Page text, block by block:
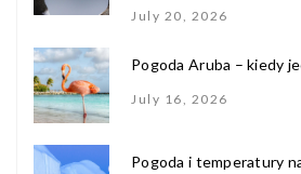
July 20, 2026
Pogoda Aruba – kiedy
July 16, 2026
Pogoda i temperatury